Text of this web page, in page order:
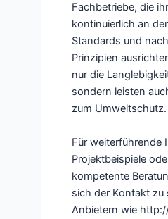
Fachbetriebe, die
kontinuierlich an
Standards und
Prinzipien
nur die
sondern leisten
zum Umweltschutz.
Für weiterführende
Projektbeispiele
kompetente
sich der Kontakt zu
Anbietern wie